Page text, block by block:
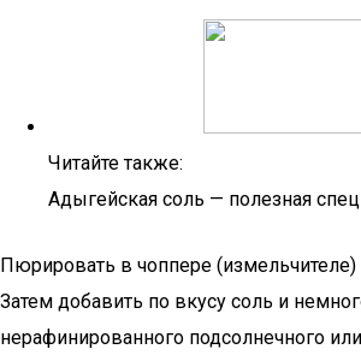
Читайте также:
Адыгейская соль — полезная
Пюрировать в чоппере (измельчителе)
Затем добавить по вкусу соль и
нерафинированного подсолнечного